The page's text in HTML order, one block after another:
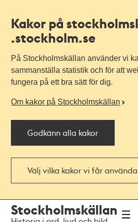
Kakor på
.stockholm.se
På Stockholmskällan använder vi
sammanställa statistik och för att
fungera på ett bra sätt för dig.
Om kakor på Stockholmskällan
Godkänn alla kakor
Välj vilka kakor vi får använda
navigationen
huvudinnehållet
Stockholmskällan